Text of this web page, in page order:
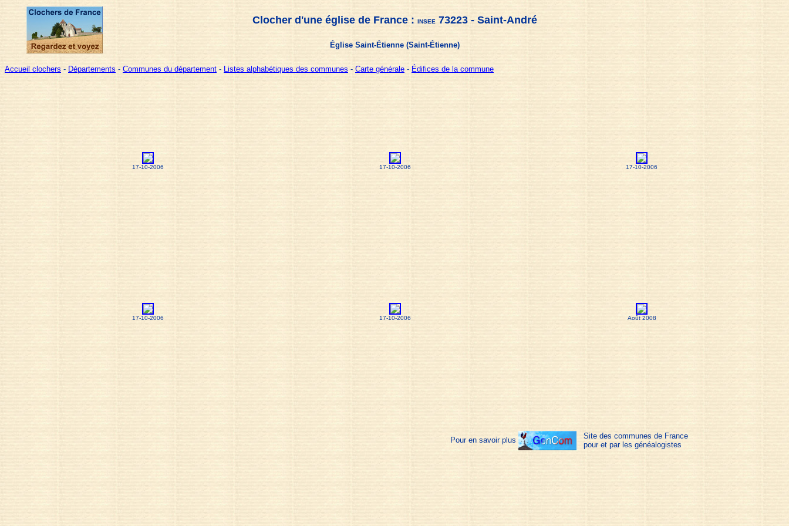
Clocher d'une église de France : INSEE 73223 - Saint-André
Église Saint-Étienne (Saint-Étienne)
Accueil clochers - Départements - Communes du département - Listes alphabétiques des communes - Carte générale - Édifices de la commune
17-10-2006 17-10-2006 17-10-2006
17-10-2006 17-10-2006 Août 2008
Pour en savoir plus
Site des communes de France
pour et par les généalogistes